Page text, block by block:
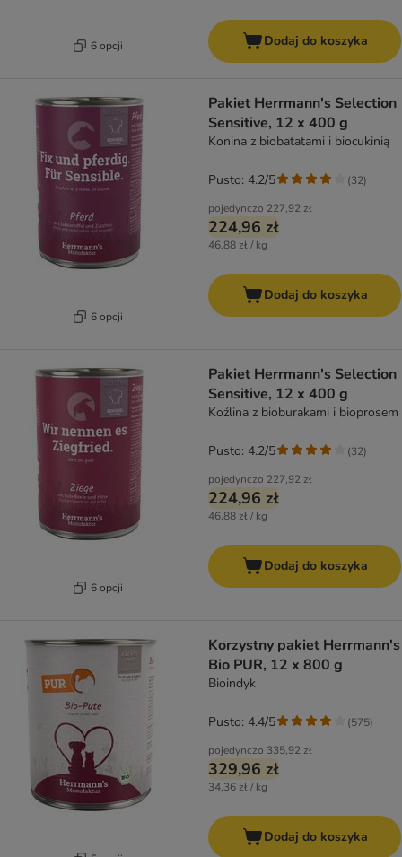
6 opcji Dodaj do koszyka
6 opcji
Pakiet Herrmann's Selection
Sensitive, 12 x 400 g
Konina z biobatatami i biocukinią
pojedynczo 227,92 zł
224,96 zł
46,88 zł / kg
Pusto: 4.2/5 (32)
Dodaj do koszyka
6 opcji
Pakiet Herrmann's Selection
Sensitive, 12 x 400 g
Koźlina z bioburakami i bioprosem
pojedynczo 227,92 zł
224,96 zł
46,88 zł / kg
Pusto: 4.2/5 (32)
Dodaj do koszyka
Korzystny pakiet Herrmann's
Bio PUR, 12 x 800 g
Bioindyk
pojedynczo 335,92 zł
329,96 zł
34,36 zł / kg
Pusto: 4.4/5 (575)
Dodaj do koszyka